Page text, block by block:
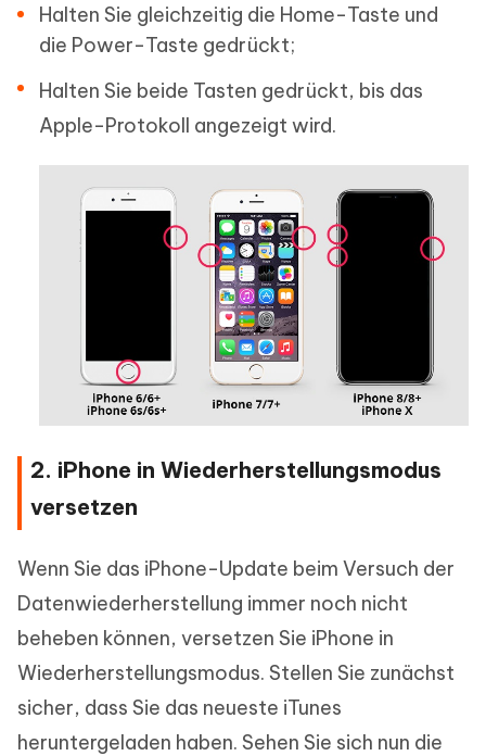
Halten Sie gleichzeitig die Home-Taste und
die Power-Taste gedrückt;
Halten Sie beide Tasten gedrückt, bis das
Apple-Protokoll angezeigt wird.
2. iPhone in Wiederherstellungsmodus
versetzen
Wenn Sie das iPhone-Update beim Versuch der
Datenwiederherstellung immer noch nicht
beheben können, versetzen Sie iPhone in
Wiederherstellungsmodus. Stellen Sie zunächst
sicher, dass Sie das neueste iTunes
heruntergeladen haben. Sehen Sie sich nun die